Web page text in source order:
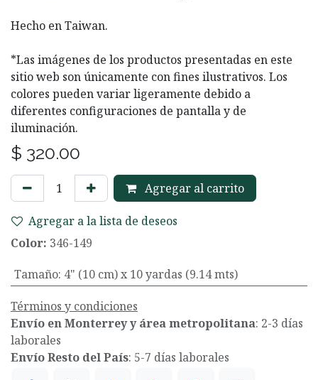
Hecho en Taiwan.
*Las imágenes de los productos presentadas en este
sitio web son únicamente con fines ilustrativos. Los
colores pueden variar ligeramente debido a
diferentes configuraciones de pantalla y de
iluminación.
$ 320.00
Agregar al carrito
Agregar a la lista de deseos
Color: 346-149
Tamaño: 4" (10 cm) x 10 yardas (9.14 mts)
Términos y condiciones
Envío en Monterrey y área metropolitana: 2-3 días
laborales
Envío Resto del País: 5-7 días laborales